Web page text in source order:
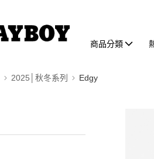
商品分類
2025│秋冬系列 Edgy